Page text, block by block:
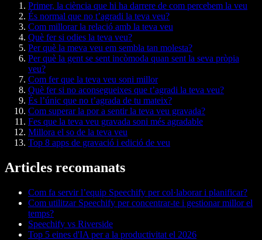
Primer, la ciència que hi ha darrere de com percebem la veu
És normal que no t’agradi la teva veu?
Com millorar la relació amb la teva veu
Què fer si odies la teva veu?
Per què la meva veu em sembla tan molesta?
Per què la gent se sent incòmoda quan sent la seva pròpia
veu?
Com fer que la teva veu soni millor
Què fer si no aconsegueixes que t’agradi la teva veu?
És l’únic que no t’agrada de tu mateix?
Com superar la por a sentir la teva veu gravada?
Fes que la teva veu gravada soni més agradable
Millora el so de la teva veu
Top 8 apps de gravació i edició de veu
Articles recomanats
Com fa servir l’equip Speechify per col·laborar i planificar?
Com utilitzar Speechify per concentrar-te i gestionar millor el
temps?
Speechify vs Riverside
Top 5 eines d'IA per a la productivitat el 2026